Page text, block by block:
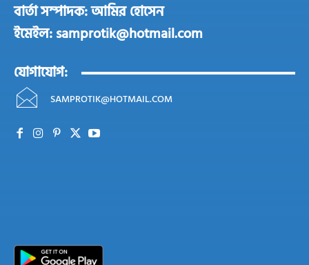
বার্তা সম্পাদক: আমির হোসেন
ইমেইল: samprotik@hotmail.com
যোগাযোগ:
SAMPROTIK@HOTMAIL.COM